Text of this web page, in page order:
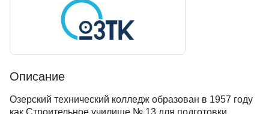
Описание
Озерский технический колледж образован в 1957 году
как Строительное училище № 13 для подготовки